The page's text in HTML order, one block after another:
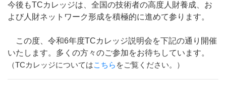
今後もTCカレッジは、全国の技術者の高度人財養成、お
よび人財ネットワーク形成を積極的に進めて参ります。
この度、令和6年度TCカレッジ説明会を下記の通り開催
いたします。多くの方々のご参加をお待ちしています。
（TCカレッジについてはこちら をご覧ください。）